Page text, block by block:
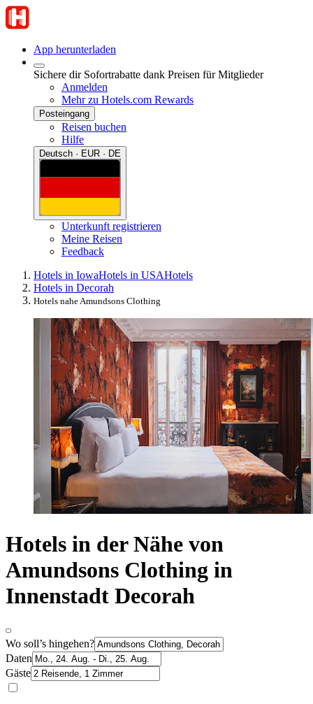
App herunterladen
Sichere dir Sofortrabatte dank Preisen für Mitglieder
Anmelden
Mehr zu Hotels.com Rewards
Posteingang
Reisen buchen
Hilfe
Deutsch · EUR · DE
Unterkunft registrieren
Meine Reisen
Feedback
Hotels in IowaHotels in USAHotels
Hotels in Decorah
Hotels nahe Amundsons Clothing
Hotels in der Nähe von
Amundsons Clothing in
Innenstadt Decorah
Wo soll’s hingehen?
Daten
Gäste